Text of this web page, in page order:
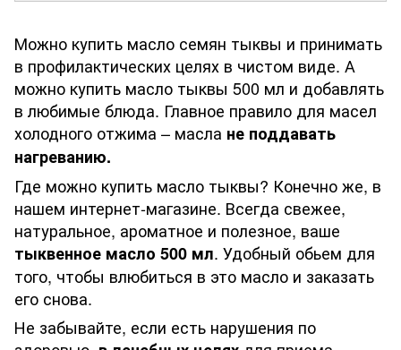
Можно купить масло семян тыквы и принимать
в профилактических целях в чистом виде. А
можно купить масло тыквы 500 мл и добавлять
в любимые блюда. Главное правило для масел
холодного отжима – масла не поддавать
нагреванию.
Где можно купить масло тыквы? Конечно же, в
нашем интернет-магазине. Всегда свежее,
натуральное, ароматное и полезное, ваше
тыквенное масло 500 мл. Удобный обьем для
того, чтобы влюбиться в это масло и заказать
его снова.
Не забывайте, если есть нарушения по